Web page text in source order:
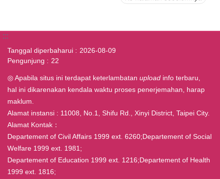
:::
Tanggal diperbaharui
2026-08-09
Pengunjung
22
◎ Apabila situs ini terdapat keterlambatan upload info terbaru,
hal ini dikarenakan kendala waktu proses penerjemahan, harap
maklum.
Alamat instansi : 11008, No.1, Shifu Rd., Xinyi District, Taipei City.
Alamat Kontak：
Departement of Civil Affairs 1999 ext. 6260;Departement of Social
Welfare 1999 ext. 1981;
Departement of Education 1999 ext. 1216;Departement of Health
1999 ext. 1816;